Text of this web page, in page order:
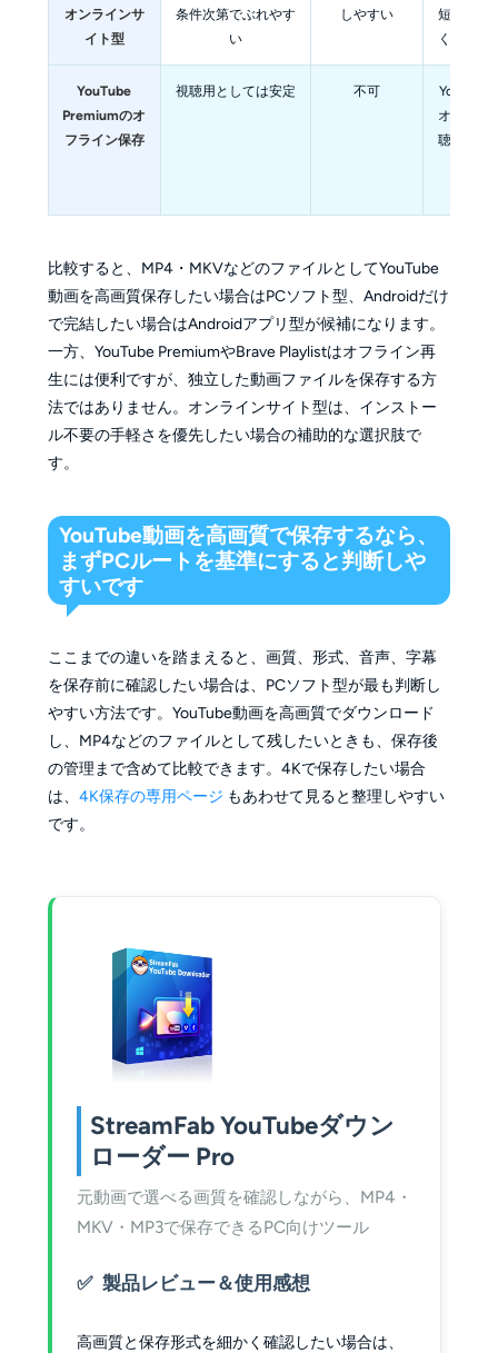
オンラインサ
イト型
条件次第でぶれやす
い
しやすい
短い動画
く試した
YouTube
Premiumのオ
フライン保存
視聴用としては安定 不可
YouTube
オフライ
聴できれ
比較すると、MP4・MKVなどのファイルとしてYouTube
動画を高画質保存したい場合はPCソフト型、Androidだけ
で完結したい場合はAndroidアプリ型が候補になります。
一方、YouTube PremiumやBrave Playlistはオフライン再
生には便利ですが、独立した動画ファイルを保存する方
法ではありません。オンラインサイト型は、インストー
ル不要の手軽さを優先したい場合の補助的な選択肢で
す。
YouTube動画を高画質で保存するなら、
まずPCルートを基準にすると判断しや
すいです
ここまでの違いを踏まえると、画質、形式、音声、字幕
を保存前に確認したい場合は、PCソフト型が最も判断し
やすい方法です。YouTube動画を高画質でダウンロード
し、MP4などのファイルとして残したいときも、保存後
の管理まで含めて比較できます。4Kで保存したい場合
は、 4K保存の専用ページ もあわせて見ると整理しやすい
です。
StreamFab YouTubeダウン
ローダー Pro
元動画で選べる画質を確認しながら、MP4・
MKV・MP3で保存できるPC向けツール
製品レビュー＆使用感想
高画質と保存形式を細かく確認したい場合は、